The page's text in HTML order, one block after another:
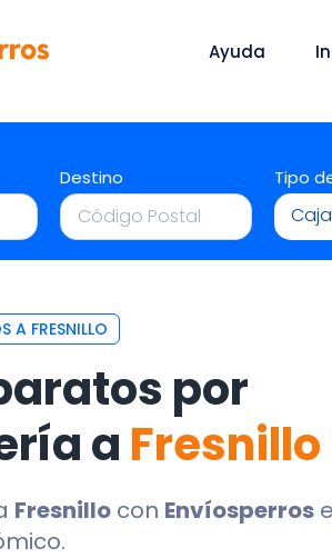
Ayuda
Destino Tipo
Caja
A FRESNILLO
por
a Fresnillo
Fresnillo con Envíosperros